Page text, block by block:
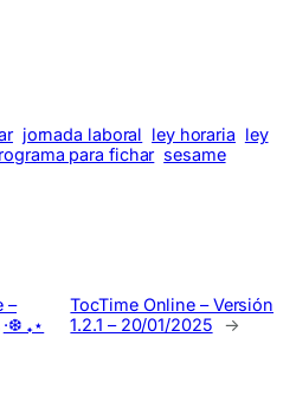
jornada laboral ley horaria ley
para fichar sesame
–
‧❆ ₊⋆
TocTime Online – Versión
1.2.1 – 20/01/2025
→